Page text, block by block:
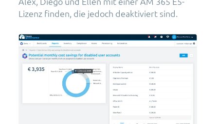
Lizenz finden, die jedoch deaktiviert sind.